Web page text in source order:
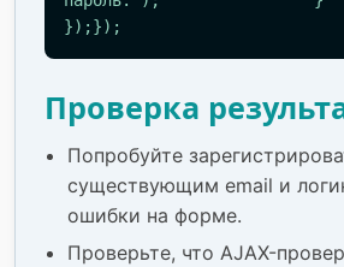
});});
Проверка
Попробуйте
существующим email и
ошибки на форме.
Проверьте, что AJAX-